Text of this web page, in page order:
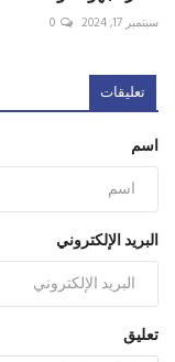
سبتمبر 17, 2024 0
تعليقات
اسم
البريد الإلكتروني
تعليق